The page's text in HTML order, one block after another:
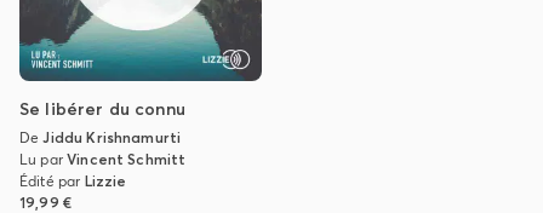
Se libérer du connu
DeJiddu Krishnamurti
Lu parVincent Schmitt
Édité par Lizzie
19,99 €